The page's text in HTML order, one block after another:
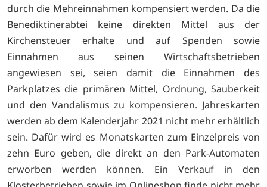
durch die Mehreinnahmen kompensiert werden. Da die
Benediktinerabtei keine direkten Mittel aus der
Kirchensteuer erhalte und auf Spenden sowie
Einnahmen aus seinen Wirtschaftsbetrieben
angewiesen sei, seien damit die Einnahmen des
Parkplatzes die primären Mittel, Ordnung, Sauberkeit
und den Vandalismus zu kompensieren. Jahreskarten
werden ab dem Kalenderjahr 2021 nicht mehr erhältlich
sein. Dafür wird es Monatskarten zum Einzelpreis von
zehn Euro geben, die direkt an den Park-Automaten
erworben werden können. Ein Verkauf in den